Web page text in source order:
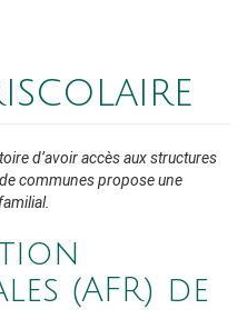
d’avoir accès aux structures
communes propose une
(AFR) de